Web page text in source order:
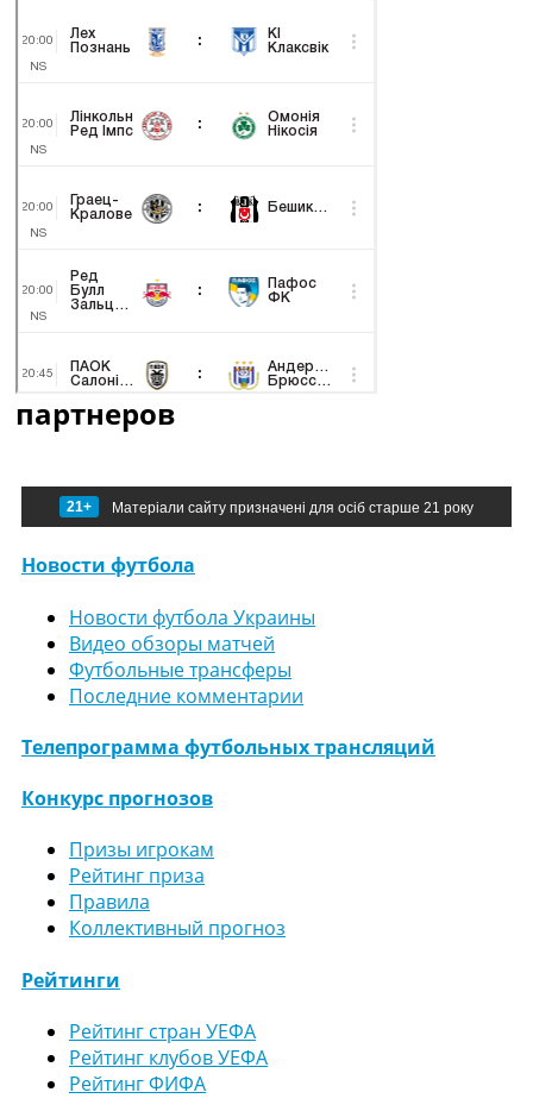
партнеров
21+ Матеріали сайту призначені для осіб старше 21 року
Новости футбола
Новости футбола Украины
Видео обзоры матчей
Футбольные трансферы
Последние комментарии
Телепрограмма футбольных трансляций
Конкурс прогнозов
Призы игрокам
Рейтинг приза
Правила
Коллективный прогноз
Рейтинги
Рейтинг стран УЕФА
Рейтинг клубов УЕФА
Рейтинг ФИФА